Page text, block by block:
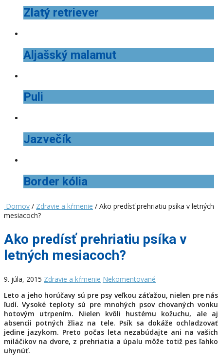
Zlatý retriever
Aljašský malamut
Puli
Jazvečík
Border kólia
Domov / Zdravie a kŕmenie / Ako predísť prehriatiu psíka v letných
mesiacoch?
Ako predísť prehriatiu psíka v
letných mesiacoch?
9. júla, 2015 Zdravie a kŕmenie Nekomentované
Leto a jeho horúčavy sú pre psy veľkou záťažou, nielen pre nás
ľudí. Vysoké teploty sú pre mnohých psov chovaných vonku
hotovým utrpením. Nielen kvôli hustému kožuchu, ale aj
absencii potných žliaz na tele. Psík sa dokáže ochladzovať
jedine jazykom. Preto počas leta nezabúdajte ani na vašich
miláčikov na dvore, z prehriatia a úpalu môže totiž pes ľahko
uhynúť.